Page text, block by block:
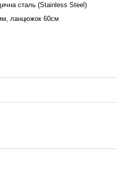
сталь (Stainless Steel)
ланцюжок 60см